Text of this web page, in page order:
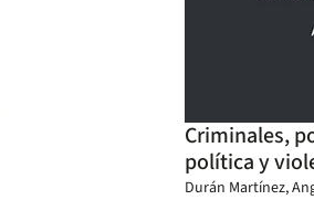
Criminales,
política y
Durán Martínez,